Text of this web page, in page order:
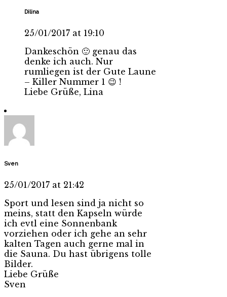
Dilina
25/01/2017 at 19:10
Dankeschön 🙂 genau das
denke ich auch. Nur
rumliegen ist der Gute Laune
– Killer Nummer 1 😉 !
Liebe Grüße, Lina
Sven
25/01/2017 at 21:42
Sport und lesen sind ja nicht so
meins, statt den Kapseln würde
ich evtl eine Sonnenbank
vorziehen oder ich gehe an sehr
kalten Tagen auch gerne mal in
die Sauna. Du hast übrigens tolle
Bilder.
Liebe Grüße
Sven